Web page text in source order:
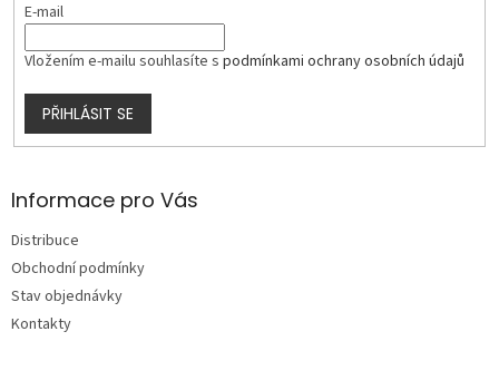
E-mail
Vložením e-mailu souhlasíte s podmínkami ochrany osobních údajů
PŘIHLÁSIT SE
Informace pro Vás
Distribuce
Obchodní podmínky
Stav objednávky
Kontakty